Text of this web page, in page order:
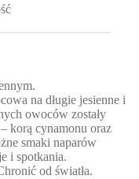
na długie jesienne i
owoców zostały
korą cynamonu oraz
smaki naparów
i spotkania.
od światła.